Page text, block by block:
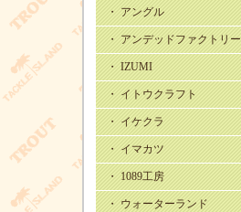
・ アングル
・ アンデッドファクトリー
・ IZUMI
・ イトウクラフト
・ イケクラ
・ イマカツ
・ 1089工房
・ ウォーターランド